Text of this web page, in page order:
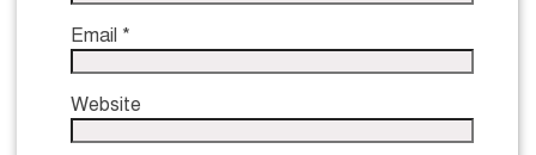
Email *
Website